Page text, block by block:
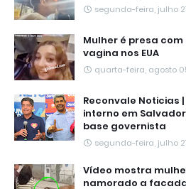
segunda-feira, julho
Mulher é presa
vagina nos EUA
quarta-feira, agosto
Reconvale Noticias
interno em
base governista
segunda-feira, julho
Vídeo mostra
namorado a